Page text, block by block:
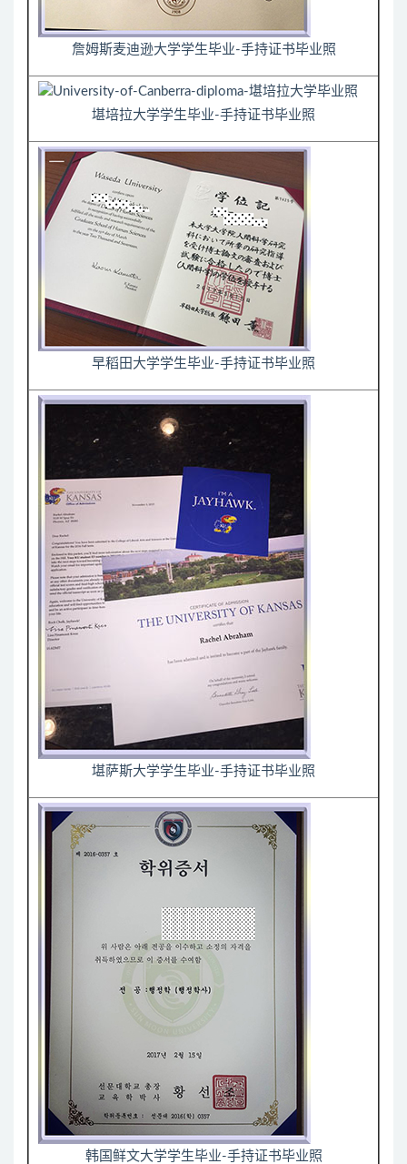
詹姆斯麦迪逊大学学生毕业-手持证书毕业照
堪培拉大学学生毕业-手持证书毕业照
早稻田大学学生毕业-手持证书毕业照
堪萨斯大学学生毕业-手持证书毕业照
韩国鲜文大学学生毕业-手持证书毕业照